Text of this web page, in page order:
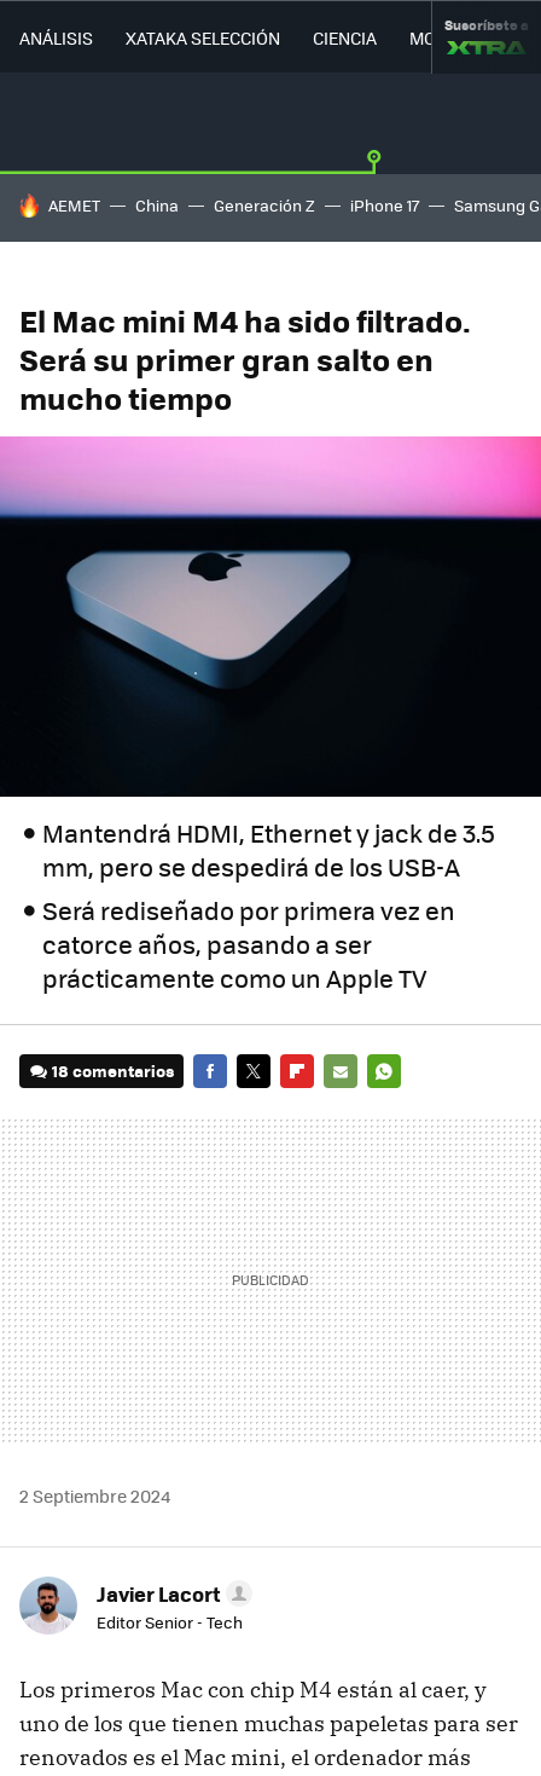
ANÁLISIS XATAKA SELECCIÓN CIENCIA MOVILIDAD
Suscríbete a
HOY SE HABLA DE
AEMET China Generación Z iPhone 17 Samsung
El Mac mini M4 ha sido filtrado.
Será su primer gran salto en
mucho tiempo
Mantendrá HDMI, Ethernet y jack de 3.5
mm, pero se despedirá de los USB-A
Será rediseñado por primera vez en
catorce años, pasando a ser
prácticamente como un Apple TV
18 comentarios
MAIL
2 Septiembre 2024
Javier Lacort
Editor Senior - Tech
Los primeros Mac con chip M4 están al caer, y
uno de los que tienen muchas papeletas para ser
renovados es el Mac mini, el ordenador más